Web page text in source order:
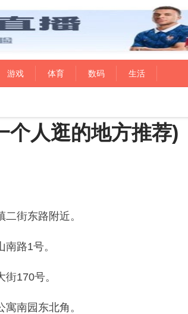
游戏 体育 数码 生活
个人逛的地方推荐)
街东路附近。
路1号。
170号。
南园东北角。